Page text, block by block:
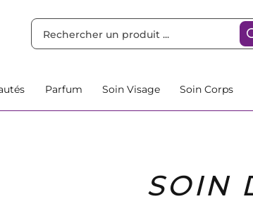
Parfum Soin Visage Soin Corps
SOIN